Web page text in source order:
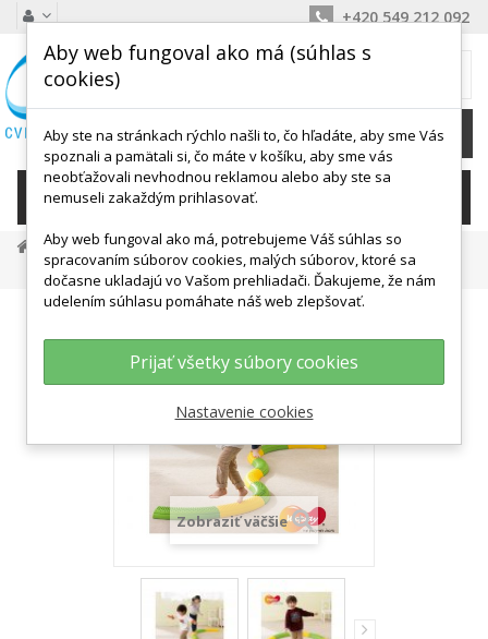
+420 549 212 092
KATEGÓRIE
Detské Aktivity, Didaktika
Motorika
Motorické Hračky
Motorická Dráha KT0002 We Play
Zobraziť väčšie
Aby web fungoval ako má (súhlas s
cookies)
Aby ste na stránkach rýchlo našli to, čo hľadáte, aby sme Vás
spoznali a pamätali si, čo máte v košíku, aby sme vás
neobťažovali nevhodnou reklamou alebo aby ste sa
nemuseli zakaždým prihlasovať.
Aby web fungoval ako má, potrebujeme Váš súhlas so
spracovaním súborov cookies, malých súborov, ktoré sa
dočasne ukladajú vo Vašom prehliadači. Ďakujeme, že nám
udelením súhlasu pomáhate náš web zlepšovať.
Prijať všetky súbory cookies
Nastavenie cookies